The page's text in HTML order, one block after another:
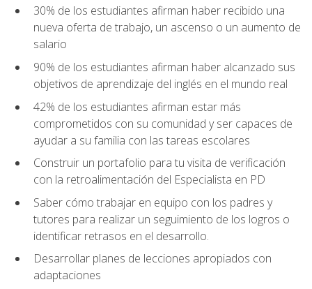
30% de los estudiantes afirman haber recibido una
nueva oferta de trabajo, un ascenso o un aumento de
salario
90% de los estudiantes afirman haber alcanzado sus
objetivos de aprendizaje del inglés en el mundo real
42% de los estudiantes afirman estar más
comprometidos con su comunidad y ser capaces de
ayudar a su familia con las tareas escolares
Construir un portafolio para tu visita de verificación
con la retroalimentación del Especialista en PD
Saber cómo trabajar en equipo con los padres y
tutores para realizar un seguimiento de los logros o
identificar retrasos en el desarrollo.
Desarrollar planes de lecciones apropiados con
adaptaciones